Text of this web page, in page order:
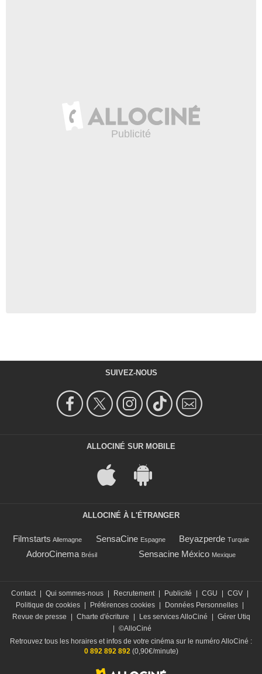
SUIVEZ-NOUS
ALLOCINÉ SUR MOBILE
ALLOCINÉ À L'ÉTRANGER
Filmstarts Allemagne SensaCine Espagne Beyazperde Turquie
AdoroCinema Brésil Sensacine México Mexique
Contact Qui sommes-nous Recrutement Publicité CGU CGV
Politique de cookies
Préférences cookies Données Personnelles
Revue de presse
Charte d'écriture Les services AlloCiné
Gérer Utiq
©AlloCiné
Retrouvez tous les horaires et infos de votre cinéma sur le numéro AlloCiné :
0 892 892 892(0,90€/minute)